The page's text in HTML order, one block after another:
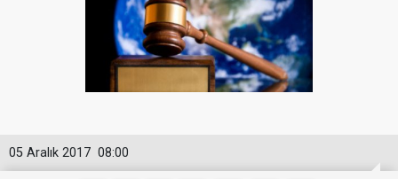
08:00
05 Aralık 2017